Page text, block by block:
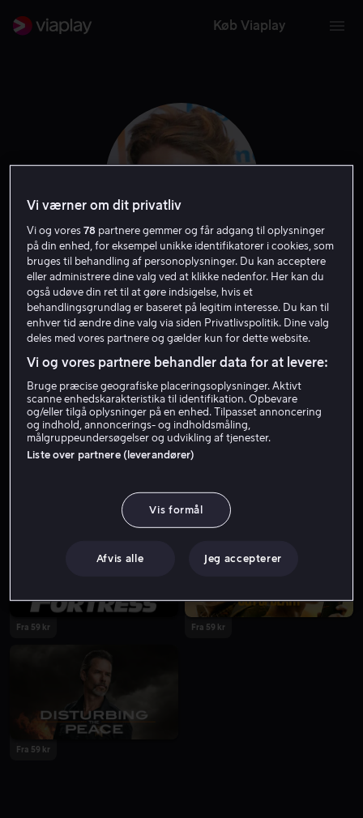
Køb Viaplay
Kelly Greyson
Skuespiller
Fra 59 kr
Fra 59 kr Fra 59 kr
Fra 59 kr
Vi værner om dit privatliv
Vi og vores78 partnere gemmer og får adgang til oplysninger
på din enhed, for eksempel unikke identifikatorer i cookies, som
bruges til behandling af personoplysninger. Du kan acceptere
eller administrere dine valg ved at klikke nedenfor. Her kan du
også udøve din ret til at gøre indsigelse, hvis et
behandlingsgrundlag er baseret på legitim interesse. Du kan til
enhver tid ændre dine valg via siden Privatlivspolitik. Dine valg
deles med vores partnere og gælder kun for dette website.
Vi og vores partnere behandler data for at levere:
Bruge præcise geografiske placeringsoplysninger. Aktivt
scanne enhedskarakteristika til identifikation. Opbevare
og/eller tilgå oplysninger på en enhed. Tilpasset annoncering
og indhold, annoncerings- og indholdsmåling,
målgruppeundersøgelser og udvikling af tjenester.
Liste over partnere (leverandører)
Vis formål
Afvis alle Jeg accepterer